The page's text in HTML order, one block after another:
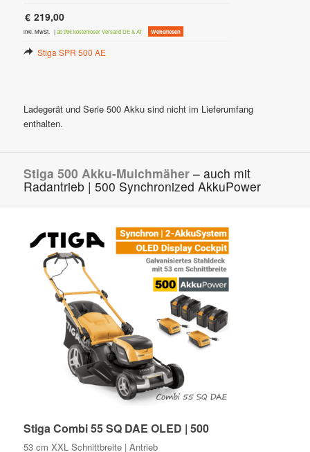
€ 219,00
inkl. MwSt. |ab 99€ kostenloser Versand DE & AT Weiterlesen
Stiga SPR 500 AE
Ladegerät und Serie 500 Akku sind nicht im Lieferumfang
enthalten.
Stiga 500 Akku-Mulchmäher– auch mit
Radantrieb | 500 Synchronized AkkuPower
Stiga Combi 55 SQ DAE OLED | 500
53 cm XXL Schnittbreite | Antrieb